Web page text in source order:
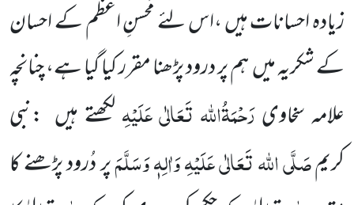
زیادہ احسانات ہیں ،اس لئے مُحسنِ اعظم کے احسان
کے شکریہ میں ہم پر درود پڑھنا مقرر کیا گیا ہے، چنانچہ
علامہ سخاویرَحْمَۃُاللہ تَعَالٰی عَلَیْہِلکھتے ہیں :نبی
کریمصَلَّی اللہ تَعَالٰی عَلَیْہِ وَاٰلِہٖ وَسَلَّمَپر دُرود پڑھنے کا